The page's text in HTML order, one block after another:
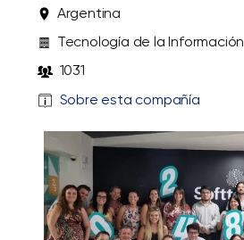
Argentina
Tecnología de la Información
1031
Sobre esta compañía